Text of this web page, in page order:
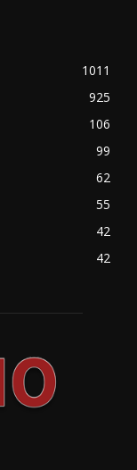
1011
925
106
99
62
55
42
42